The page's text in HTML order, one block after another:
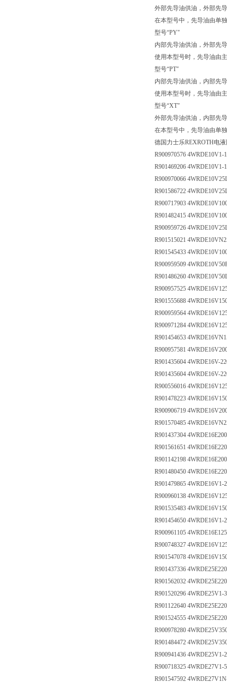
外部先导油供油，外部先
在本型号中，先导油由单
型号“PY"
内部先导油供油，外部先
使用本型号时，先导油由
型号“PT"
内部先导油供油，内部先
使用本型号时，先导油由
型号“XT"
外部先导油供油，内部先
在本型号中，先导油由单
德国力士乐REXROTH电
R900970576
R901469206
R900970066
R901586722
R900717903
R901482415
R900959726
R901515021
R901545433
R900959509
R901486260
R900957525
R901555688
R900959564
R900971284
R901454653
R900957581
R901435604 4WRDE16V-
R901435604 4WRDE16V-
R900556016
R901478223
R900906719
R901570485
R901437304
R901561651
R901142198
R901480450
R901479865
R900960138
R901535483
R901454650
R900961105
R900748327
R901547078
R901437336
R901562032
R901520296
R901122640
R901524555
R900978280
R901484472
R900941436
R900718325
R901547592